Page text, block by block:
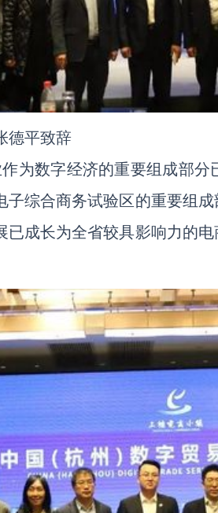
德平致辞
为数字经济的重要组成部
子综合商务试验区的重要组
已成长为全省较具影响力的